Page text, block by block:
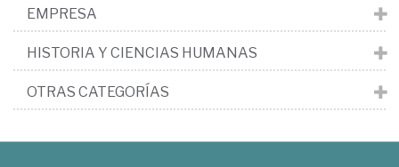
EMPRESA
HISTORIA Y CIENCIAS HUMANAS
OTRAS CATEGORÍAS